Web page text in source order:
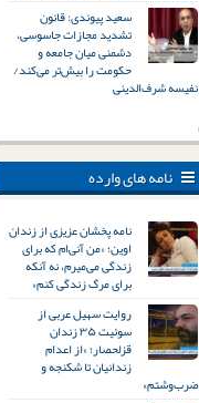
سعید پیوندی: قانون
تشدید مجازات جاسوسی،
دشمنی میان جامعه و
حکومت را بیش‌تر می‌کند/
نفیسه شرف‌الدینی
نامه های وارده
نامه پخشان عزیزی از زندان
اوین؛ «من آنی‌ام که برای
زندگی می‌میرم، نه آنکه
برای مرگ زندگی کنم»
روایت سهیل عربی از
سوئیت ۳۵ زندان
قزلحصار؛ «از اعدام
زندانیان تا شکنجه و
ضرب‌وشتم»